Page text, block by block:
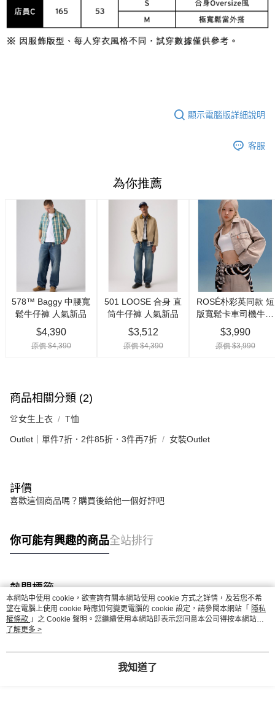
顯示電腦版詳細說明
客服
商品相關分類 (2)
👚女生上衣 T恤
Outlet｜單件7折．2件85折．3件再7折 女裝Outlet
評價
喜歡這個商品嗎？購買後給他一個好評吧
你可能有興趣的商品全站排行
熱門標籤
本網站中使用 cookie，欲查詢有關本網站使用 cookie 方式之詳情，及若您不希
望在電腦上使用 cookie 時應如何變更電腦的 cookie 設定，請參閱本網站「 隱私
權條款 」之 Cookie 聲明。您繼續使用本網站即表示您同意本公司得按本網站使
用條款之 Cookie 聲明使用 cookie。
了解更多 >
我知道了